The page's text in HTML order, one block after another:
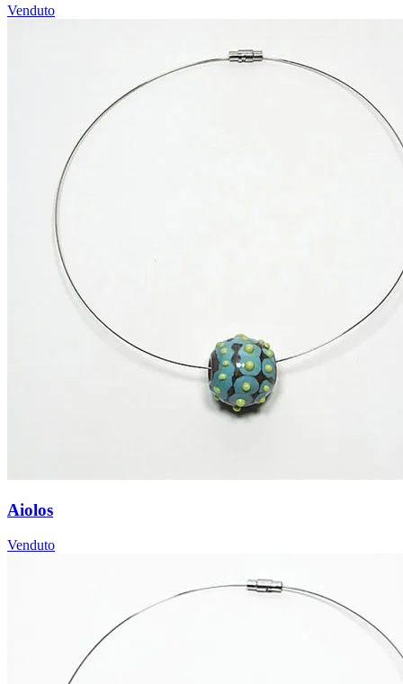
Venduto
Aiolos
Venduto